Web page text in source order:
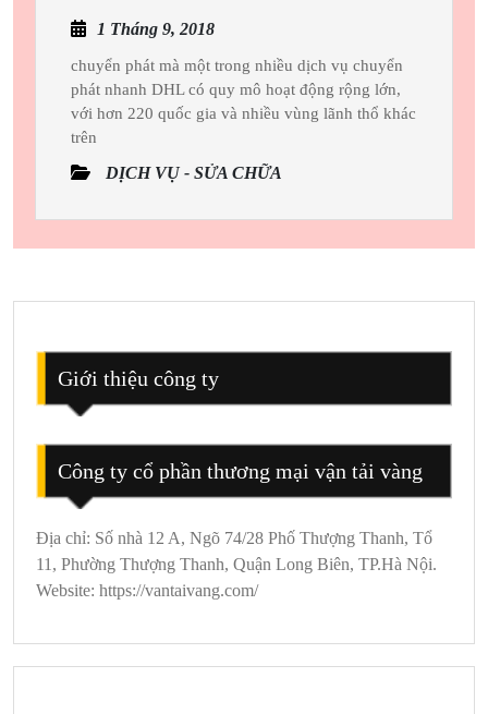
Sử
Dụng
Dịch
Phát
Nhanh
1 Tháng 9, 20181
2018
chuyển phát mà một trong nhiều dịch vụ chuyển
phát nhanh DHL có quy mô hoạt động rộng lớn,
với hơn 220 quốc gia và nhiều vùng lãnh thổ khác
trên
DỊCH VỤ - SỬA CHỮA
Giới thiệu công ty
Công ty cổ phần thương mại vận tải vàng
Địa chỉ: Số nhà 12 A, Ngõ 74/28 Phố Thượng Thanh, Tổ
11, Phường Thượng Thanh, Quận Long Biên, TP.Hà Nội.
Website: https://vantaivang.com/